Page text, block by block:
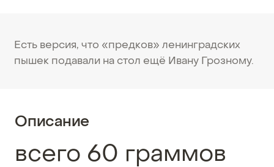
Есть версия, что «предков» ленинградских
пышек подавали на стол ещё Ивану Грозному.
Описание
всего 60 граммов